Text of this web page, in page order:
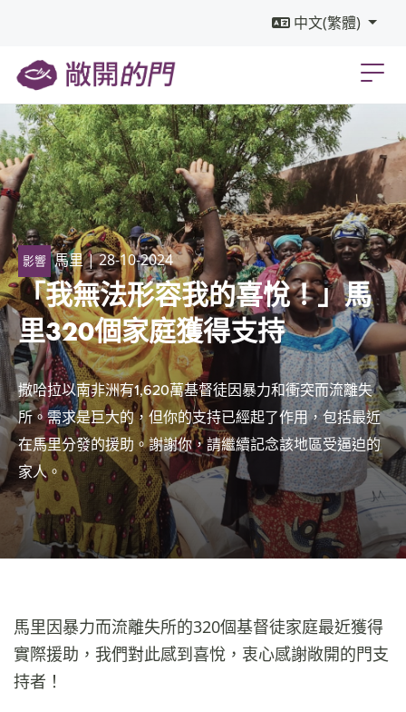
中文(繁體)
影響 馬里| 28-10-2024
「我無法形容我的喜悅！」馬
里320個家庭獲得支持
撒哈拉以南非洲有1,620萬基督徒因暴力和衝突而流離失
所。需求是巨大的，但你的支持已經起了作用，包括最近
在馬里分發的援助。謝謝你，請繼續記念該地區受逼迫的
家人。
馬里因暴力而流離失所的320個基督徒家庭最近獲得
實際援助，我們對此感到喜悅，衷心感謝敞開的門支
持者！